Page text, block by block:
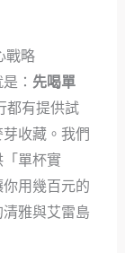
戰略
： 先喝單
都有提供試
收藏。我們
單杯實
用幾百元的
雅與艾雷島